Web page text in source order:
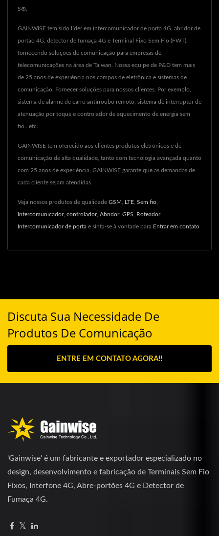
S®.
GAINWISE tem sido líder em intercomunicador de porta 4G, abridor de
portão 4G, detector de fumaça 4G e Terminal Fixo Sem Fio (FWT),
fornecendo soluções de comunicação para empresas de
telecomunicações na área de Taiwan. Nossa equipe de P&D tem mais
de 25 anos de experiência nos campos de eletrônica e sistemas de
comunicação. Fornecer soluções para nossos clientes. Por exemplo,
sistema de alarme de carro antirroubo remoto, sistema de interruptor de
atenuação por toque e controlador de aquecimento de energia sem
fio...etc.
GAINWISE tem oferecido aos clientes produtos eletrônicos e de
comunicação de alta qualidade, tanto com tecnologia avançada quanto
com 25 anos de experiência, GAINWISE garante que as demandas de
cada cliente sejam atendidas.
Veja nossos produtos de qualidade GSM LTE Sem fio
Intercomunicador, controlador, Abridor, GPS Roteador,
Intercomunicador de porta e sinta-se à vontade para Entrar em contato
Discuta Sua Necessidade De
Produtos De Comunicação
ENTRE EM CONTATO AGORA!!
'Gainwise' é um fabricante e exportador especializado no
design, desenvolvimento e fabricação de Terminais Sem Fio
Fixos, Interfone 4G, Abre-portões 4G e Detector de
Fumaça 4G.